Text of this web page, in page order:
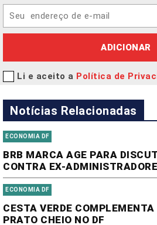
ADICIONAR
Li e aceito a Política de
Notícias Relacionadas
ECONOMIA DF
BRB MARCA AGE PARA
CONTRA EX-
ECONOMIA DF
CESTA VERDE
PRATO CHEIO NO DF